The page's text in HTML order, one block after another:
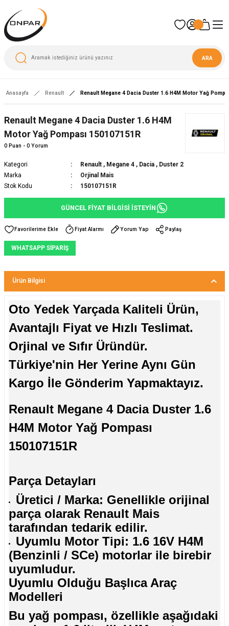
ARA
Anasayfa Renault Renault Megane 4 Dacia Duster 1.6 H4M Motor Yağ
Renault Megane 4 Dacia Duster 1.6 H4M
Motor Yağ Pompası 150107151R
0 Puan - 0 Yorum
Kategori Renault , Megane 4 , Dacia , Duster 2
Marka
Orjinal Mais
Stok Kodu
150107151R
GÜNCEL FİYAT BİLGİSİ İSTEYİN
Fiyat Alarmı Yorum Yap Paylaş
WHATSAPP SİPARİŞ
Ürün Bilgisi
Oto Yedek Yarçada Kaliteli Ürün,
Avantajlı Fiyat ve Hızlı Teslimat.
Orjinal ve Sıfır Üründür.
Türkiye'nin Her Yerine Aynı Gün
Kargo İle Gönderim Yapmaktayız.
Renault Megane 4 Dacia Duster 1.6
H4M Motor Yağ Pompası
150107151R
Parça Detayları
Üretici / Marka: Genellikle orijinal
parça olarak Renault Mais
tarafından tedarik edilir.
Uyumlu Motor Tipi: 1.6 16V H4M
(Benzinli / SCe) motorlar ile birebir
uyumludur.
Uyumlu Olduğu Başlıca Araç
Modelleri
Bu yağ pompası, özellikle aşağıdaki